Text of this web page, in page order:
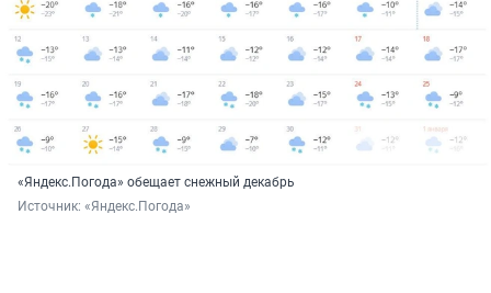
«Яндекс.Погода» обещает снежный декабрь
Источник: «Яндекс.Погода»